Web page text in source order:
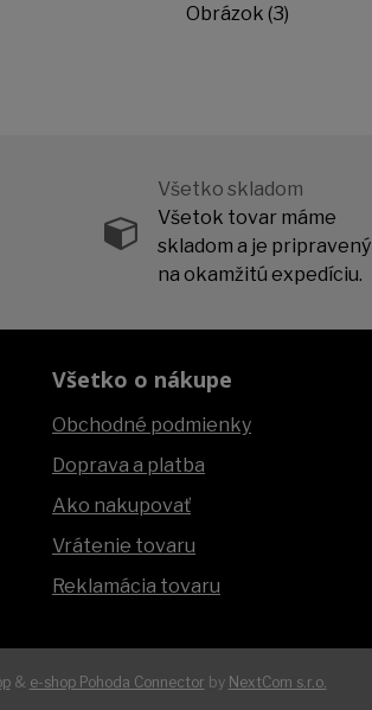
Obrázok (3)
Všetko skladom
Všetok tovar máme
skladom a je pripravený
na okamžitú expedíciu.
Všetko o nákupe
Obchodné podmienky
Doprava a platba
Ako nakupovať
Vrátenie tovaru
Reklamácia tovaru
& e-shop Pohoda Connector by NextCom s.r.o.